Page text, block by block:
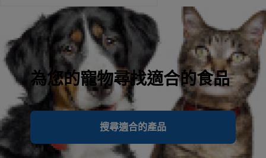
為您的寵物尋找適合的食品
搜尋適合的產品